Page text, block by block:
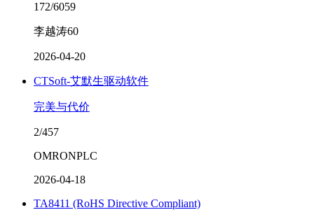
172/6059
李越涛60
2026-04-20
CTSoft-艾默生驱动软件
完美与代价
2/457
OMRONPLC
2026-04-18
TA8411 (RoHS Directive Compliant)